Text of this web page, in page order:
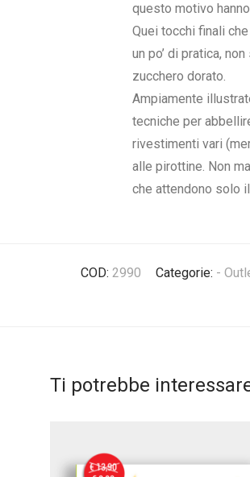
questo motivo
Quei tocchi finali
un po’ di pratica,
zucchero dorato.
Ampiamente
tecniche per
rivestimenti vari
alle pirottine. Non
che attendono solo
COD: 2990 Categorie: -
Ti potrebbe